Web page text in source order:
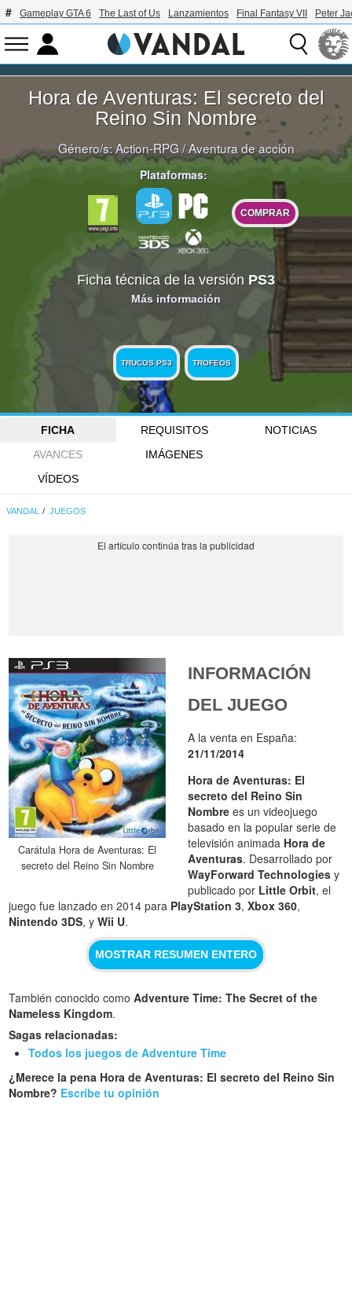
Gameplay GTA 6 The Last of Us Lanzamientos Final Fantasy VII Peter
Hora de Aventuras: El secreto del
Reino Sin Nombre
Género/s:Action-RPG/Aventura de acción
Plataformas:
COMPRAR
Ficha técnica de la versión PS3
Más información
TRUCOS PS3 TROFEOS
FICHA REQUISITOS
NOTICIAS
AVANCES
IMÁGENES
VÍDEOS
VANDAL JUEGOS
Carátula Hora de Aventuras: El
secreto del Reino Sin Nombre
INFORMACIÓN
DEL JUEGO
A la venta en España:
21/11/2014
Hora de Aventuras: El
secreto del Reino Sin
Nombre es un videojuego
basado en la popular serie de
televisión animada Hora de
Aventuras. Desarrollado por
WayForward Technologies y
publicado por Little Orbit, el
juego fue lanzado en 2014 para PlayStation 3,Xbox 360,
Nintendo 3DS, yWii U.
MOSTRAR RESUMEN ENTERO
También conocido comoAdventure Time: The Secret of the
Nameless Kingdom.
Sagas relacionadas:
Todos los juegos de Adventure Time
¿Merece la pena Hora de Aventuras: El secreto del Reino Sin
Nombre? Escribe tu opinión